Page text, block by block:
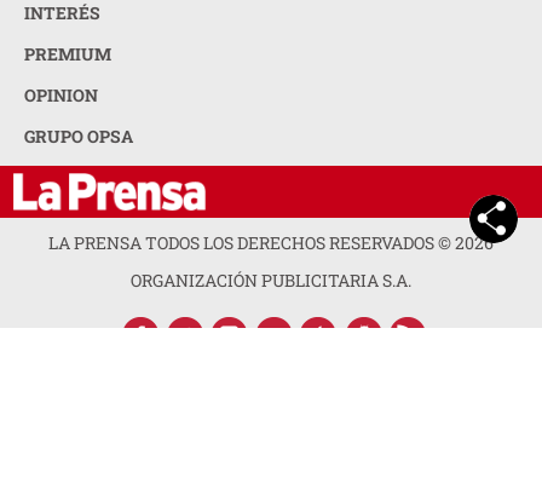
INTERÉS
PREMIUM
OPINION
GRUPO OPSA
LA PRENSA TODOS LOS DERECHOS RESERVADOS ©2026
ORGANIZACIÓN PUBLICITARIA S.A.